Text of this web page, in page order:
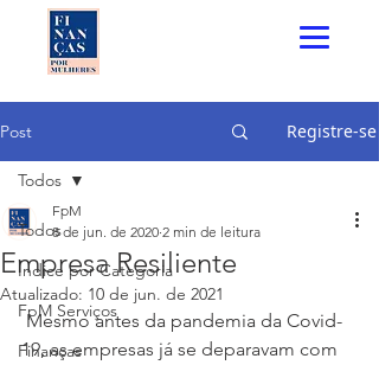
Post Registre-se
Todos
Índice por Categoria
FpM Serviços
Finanças
Todos
Empresa Resiliente
FpM
8 de jun. de 2020 2 min de leitura
Atualizado: 10 de jun. de 2021
19, as empresas já se deparavam com